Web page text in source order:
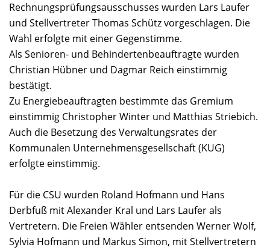
Rechnungsprüfungsausschusses wurden Lars Laufer
und Stellvertreter Thomas Schütz vorgeschlagen. Die
Wahl erfolgte mit einer Gegenstimme.
Als Senioren- und Behindertenbeauftragte wurden
Christian Hübner und Dagmar Reich einstimmig
bestätigt.
Zu Energiebeauftragten bestimmte das Gremium
einstimmig Christopher Winter und Matthias Striebich.
Auch die Besetzung des Verwaltungsrates der
Kommunalen Unternehmensgesellschaft (KUG)
erfolgte einstimmig.
Für die CSU wurden Roland Hofmann und Hans
Derbfuß mit Alexander Kral und Lars Laufer als
Vertretern. Die Freien Wähler entsenden Werner Wolf,
Sylvia Hofmann und Markus Simon, mit Stellvertretern